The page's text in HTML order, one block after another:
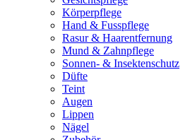
Körperpflege
Hand & Fusspflege
Rasur & Haarentfernung
Mund & Zahnpflege
Sonnen- & Insektenschutz
Düfte
Teint
Augen
Lippen
Nägel